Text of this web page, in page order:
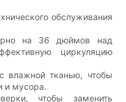
обслуживания
на 36 дюймов над
циркуляцию
влажной тканью, чтобы
и мусора.
чтобы заменить